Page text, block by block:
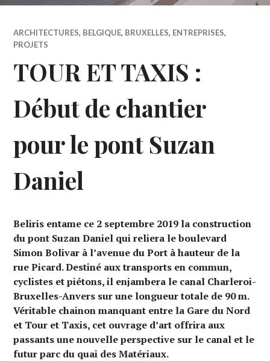
ARCHITECTURES, BELGIQUE, BRUXELLES, ENTREPRISES,
PROJETS
TOUR ET TAXIS :
Début de chantier
pour le pont Suzan
Daniel
Beliris entame ce 2 septembre 2019 la construction
du pont Suzan Daniel qui reliera le boulevard
Simon Bolivar à l’avenue du Port à hauteur de la
rue Picard. Destiné aux transports en commun,
cyclistes et piétons, il enjambera le canal Charleroi-
Bruxelles-Anvers sur une longueur totale de 90 m.
Véritable chainon manquant entre la Gare du Nord
et Tour et Taxis, cet ouvrage d’art offrira aux
passants une nouvelle perspective sur le canal et le
futur parc du quai des Matériaux.